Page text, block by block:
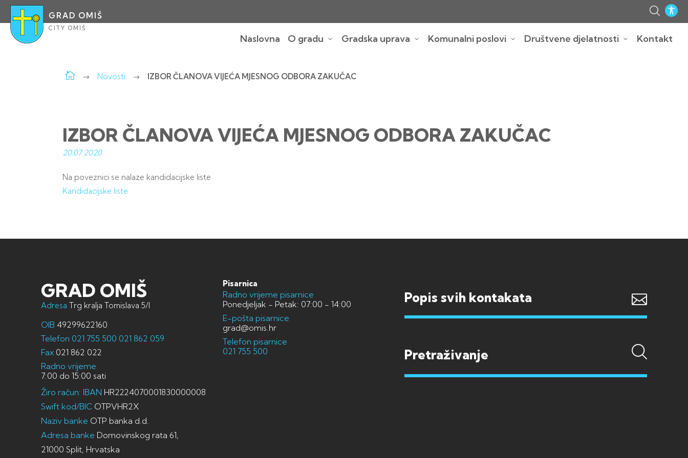
GRAD OMIŠ
CITY OMIŠ
Naslovna O gradu Gradska uprava Komunalni poslovi Društvene djelatnosti Kontakt
Novosti IZBOR ČLANOVA VIJEĆA MJESNOG ODBORA ZAKUČAC
IZBOR ČLANOVA VIJEĆA MJESNOG ODBORA ZAKUČAC
20.07.2020
Na poveznici se nalaze kandidacijske liste
Kandidacijske liste
GRAD OMIŠ
Adresa Trg kralja Tomislava 5/I
OIB 49299622160
Telefon 021 755 500 021 862 059
Fax 021 862 022
Radno vrijeme
7:00 do 15:00 sati
Žiro račun: IBAN HR2224070001830000008
Swift kod/BIC OTPVHR2X
Naziv banke OTP banka d.d.
Adresa banke Domovinskog rata 61,
21000 Split, Hrvatska
Pisarnica
Radno vrijeme pisarnice
Ponedjeljak - Petak: 07:00 - 14:00
E-pošta pisarnice
grad@omis.hr
Telefon pisarnice
021 755 500
Popis svih kontakata